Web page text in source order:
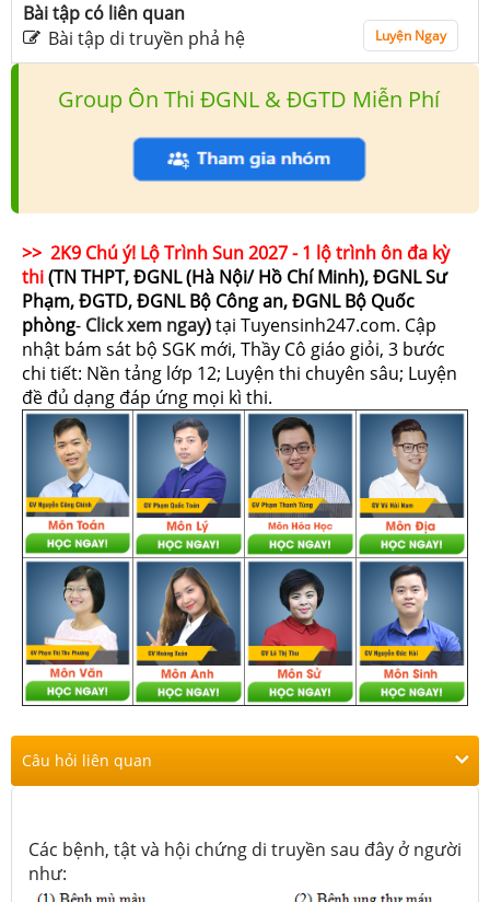
Bài tập có liên quan
Bài tập di truyền phả hệ
Luyện Ngay
Group Ôn Thi ĐGNL & ĐGTD Miễn Phí
>> 2K9 Chú ý! Lộ Trình Sun 2027 - 1 lộ trình ôn đa kỳ
thi(TN THPT, ĐGNL (Hà Nội/ Hồ Chí Minh), ĐGNL Sư
Phạm, ĐGTD, ĐGNL Bộ Công an, ĐGNL Bộ Quốc
phòng- Click xem ngay)tại Tuyensinh247.com. Cập
nhật bám sát bộ SGK mới, Thầy Cô giáo giỏi, 3 bước
chi tiết: Nền tảng lớp 12; Luyện thi chuyên sâu; Luyện
đề đủ dạng đáp ứng mọi kì thi.
Câu hỏi liên quan
Các bệnh, tật và hội chứng di truyền sau đây ở người
như: